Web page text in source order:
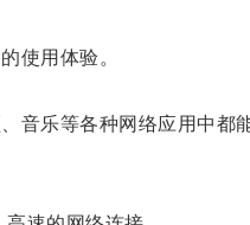
使用体验。
乐等各种网络应用中都